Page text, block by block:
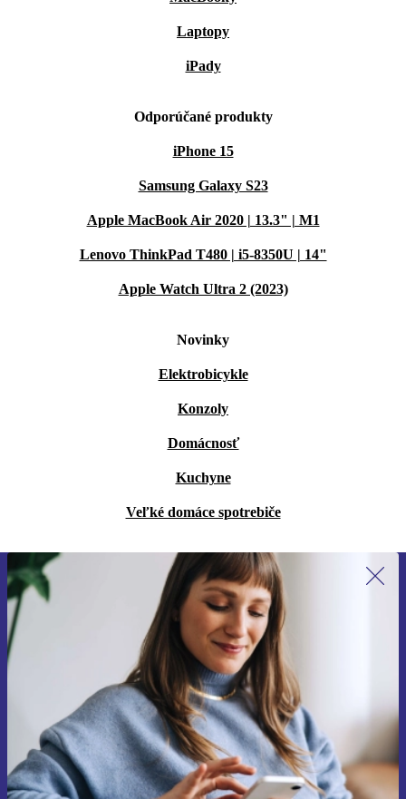
Laptopy
iPady
Odporúčané produkty
iPhone 15
Samsung Galaxy S23
Apple MacBook Air 2020 | 13.3" | M1
Lenovo ThinkPad T480 | i5-8350U | 14"
Apple Watch Ultra 2 (2023)
Novinky
Elektrobicykle
Konzoly
Domácnosť
Kuchyne
Veľké domáce spotrebiče
Prihláste sa prvýkrát na newsletter!
Už nikdy nezmeškajte ponuku.
Zaregistrovať sa
Informácie o používaní osobných údajov nájdete v našich
Zásadách ochrany osobných údajov.